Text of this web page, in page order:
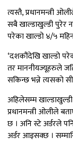
त्यस्तै, प्रधानमन्त्री
सबै खाल्डाखुल्डी पुरेर
परेका खाल्डो ४/५
‘दशकौंदेखि खाल्डो
तर माननीयज्यूहरुले
सकिन्छ भन्ने त्यसको
अहिलेसम्म
प्रधानमन्त्री ओलीले
छ । अनि स्टे अर्डरले
अर्डर आइसक्छ ।